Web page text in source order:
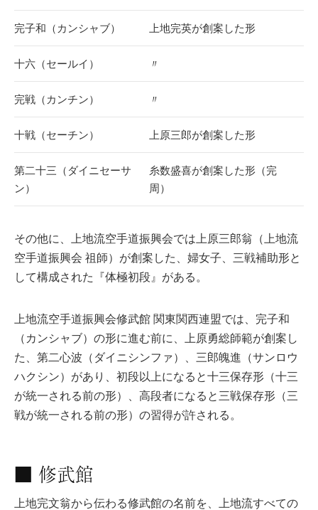
完子和（カンシャブ） 上地完英が創案した形
十六（セールイ） 〃
完戦（カンチン） 〃
十戦（セーチン） 上原三郎が創案した形
第二十三（ダイニセーサ
ン）
糸数盛喜が創案した形（完
周）
その他に、上地流空手道振興会では上原三郎翁（上地流
空手道振興会 祖師）が創案した、婦女子、三戦補助形と
して構成された『体極初段』がある。
上地流空手道振興会修武館 関東関西連盟では、完子和
（カンシャブ）の形に進む前に、上原勇総師範が創案し
た、第二心波（ダイニシンファ）、三郎魄進（サンロウ
ハクシン）があり、初段以上になると十三保存形（十三
が統一される前の形）、高段者になると三戦保存形（三
戦が統一される前の形）の習得が許される。
■ 修武館
上地完文翁から伝わる修武館の名前を、上地流すべての